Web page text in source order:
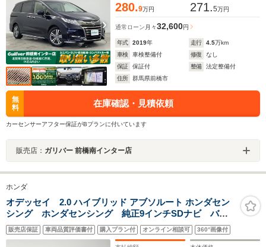
280.9万円 271.5万円
通常ローン 月々32,600円
年式 2019年 走行 4.5万km
車検
車検整備付 修復
なし
保証
保証付 整備
法定整備付
住所
群馬県前橋市
無
料
在庫確認・見積依頼
カーセンサーアフター保証がBプランに付いています
販売店： ガリバー 前橋南インター店
ホンダ
オデッセイ 2.0 ハイブリッド アブソルート ホンダセン
シング ホンダセンシング 純正9インチSDナビ バッ
クカメラ 両側電動スライドドア レーダークルーズコ
ントロール LEDオートライト 純正17インチアルミホ
販売店保証 車両品質評価書付 購入プラン付 オンライン相談可 360°画像付